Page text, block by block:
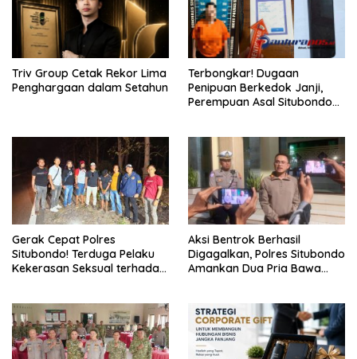
Triv Group Cetak Rekor Lima
Penghargaan dalam Setahun
Terbongkar! Dugaan
Penipuan Berkedok Janji,
Perempuan Asal Situbondo
Gerak Cepat Polres
Situbondo! Terduga Pelaku
Kekerasan Seksual terhadap
Aksi Bentrok Berhasil
Digagalkan, Polres Situbondo
Amankan Dua Pria Bawa